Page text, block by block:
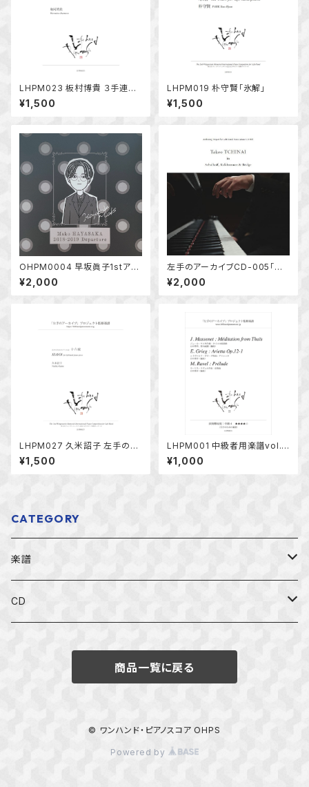
LHPM023 板村博貴 ３手連弾
の為の「小組曲」
¥1,500
LHPM019 朴守賢「氷解」
¥1,500
OHPM0004 早坂眞子1stアル
バム『Departure』
¥2,000
左手のアーカイブCD-005「シ
ュールホフ・カルクブレンナー・
ブリッジ」
¥2,000
LHPM027 久米詔子 左手のた
めのピアノ小品「十六夜」
¥1,500
LHPM001 中級者用楽譜vol.1
左手のための編曲「タイスの瞑
想、アリエッタ、前奏曲」
¥1,000
CATEGORY
楽譜
すべての楽譜
CD
左手のアーカイブ募金CD
左手のピアノ国際コンクールCD
商品一覧に戻る
© ワンハンド・ピアノスコア OHPS
Powered by